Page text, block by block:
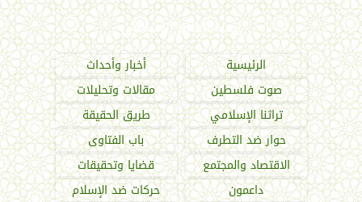
اتحاد العالم الإسلامي
الرئيسية
أخبار وأحداث
صوت فلسطين
مقالات وتحليلات
تراثنا الإسلامي
طريق الحقيقة
حوار ضد التطرف
باب الفتاوى
الاقتصاد والمجتمع
قضايا وتحقيقات
داعمون
حركات ضد الإسلام